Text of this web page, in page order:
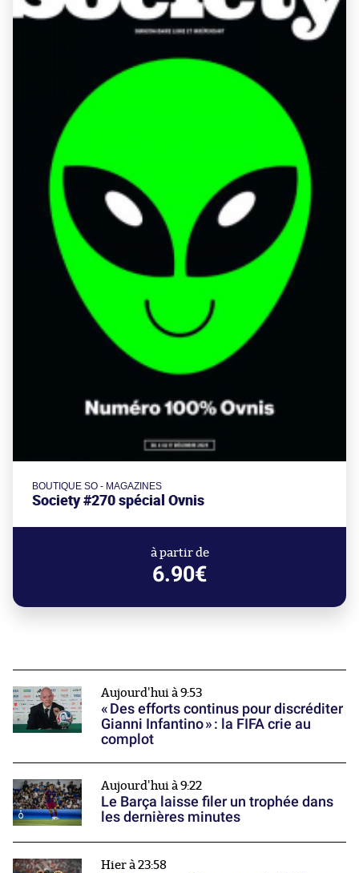
BOUTIQUE SO - MAGAZINES
Society #270 spécial Ovnis
à partir de
6.90€
Aujourd'hui à 9:53
« Des efforts continus pour discréditer
Gianni Infantino » : la FIFA crie au
complot
Aujourd'hui à 9:22
Le Barça laisse filer un trophée dans
les dernières minutes
Hier à 23:58